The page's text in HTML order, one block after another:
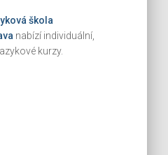
škola
nabízí individuální,
kurzy.